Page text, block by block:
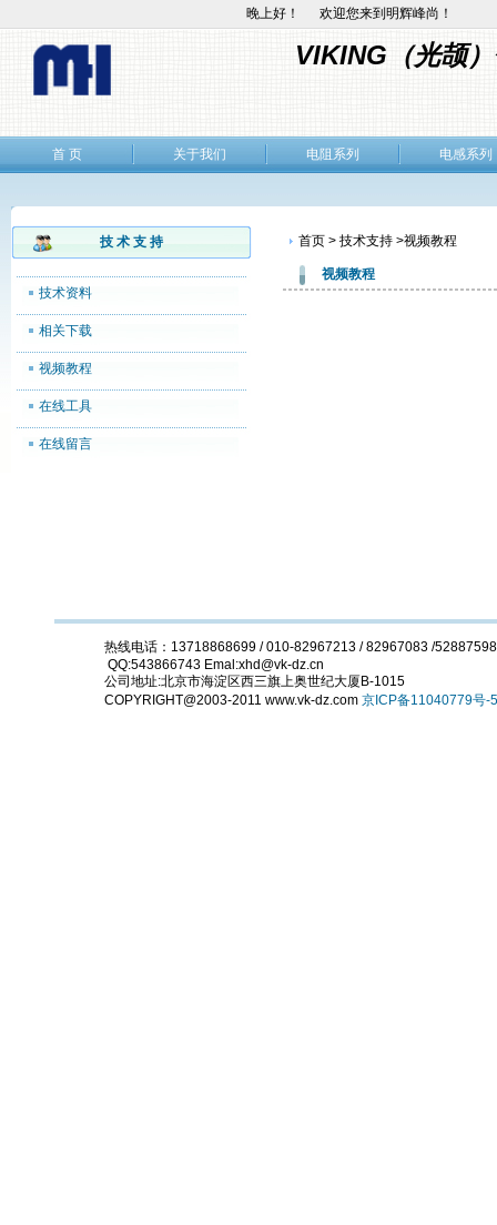
晚上好！ 欢迎您来到明辉峰尚！
VIKING（光颉
首 页 关于我们 电阻系列 电感系列
技 术 支 持
技术资料
相关下载
视频教程
在线工具
在线留言
首页 > 技术支持 >视频教程
视频教程
热线电话：13718868699 / 010-82967213 / 82967083 /
QQ:543866743 Emal:xhd@vk-dz.cn
公司地址:北京市海淀区西三旗上奥世纪大厦B-1015
COPYRIGHT@2003-2011 www.vk-dz.com 京ICP备11040779号-5